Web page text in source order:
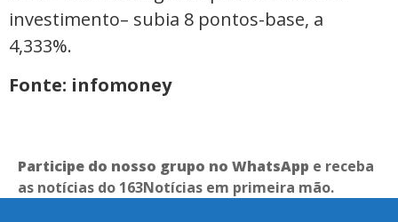
investimento– subia 8 pontos-base, a
4,333%.
Fonte: infomoney
Participe do nosso grupo no WhatsApp e receba
as notícias do 163Notícias em primeira mão.